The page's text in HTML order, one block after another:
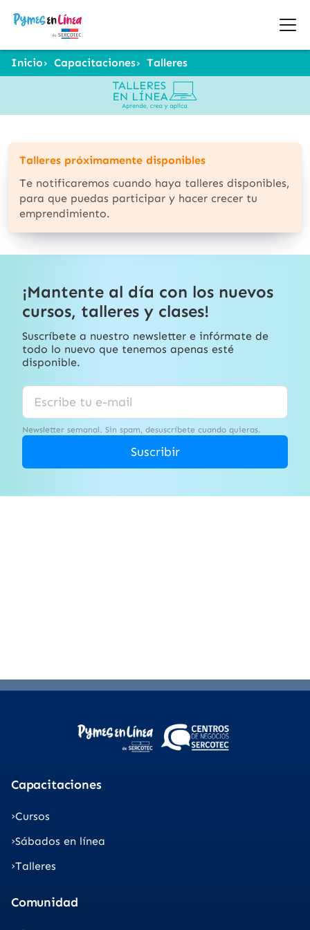
Inicio Capacitaciones Talleres
Talleres próximamente disponibles
Te notificaremos cuando haya talleres disponibles,
para que puedas participar y hacer crecer tu
emprendimiento.
¡Mantente al día con los nuevos
cursos, talleres y clases!
Suscríbete a nuestro newsletter e infórmate de
todo lo nuevo que tenemos apenas esté
disponible.
Newsletter semanal. Sin spam, desuscríbete cuando quieras.
Suscribir
Capacitaciones
Cursos
Sábados en línea
Talleres
Comunidad